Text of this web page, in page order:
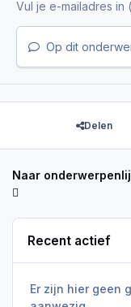
Op dit
Delen
Naar
Recent actief
Er zijn hier geen